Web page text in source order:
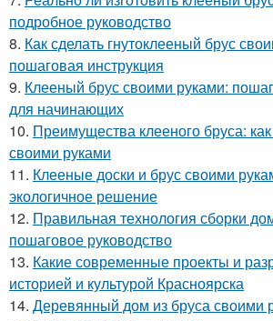
подробное руководство
8. Как сделать гнутоклееный брус
пошаговая инструкция
9. Клееный брус своими руками:
для начинающих
10. Преимущества клееного бруса: как
своими руками
11. Клееные доски и брус своими
экологичное решение
12. Правильная технология сборки
пошаговое руководство
13. Какие современные проекты и
историей и культурой Красноярска
14. Деревянный дом из бруса своими